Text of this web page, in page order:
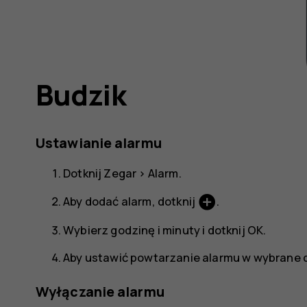
Budzik
Ustawianie alarmu
Dotknij Zegar > Alarm.
Aby dodać alarm, dotknij add_circle.
Wybierz godzinę i minuty i dotknij OK.
Aby ustawić powtarzanie alarmu w
Wyłączanie alarmu